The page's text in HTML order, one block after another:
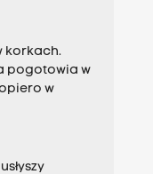
korkach.
pogotowia w
w